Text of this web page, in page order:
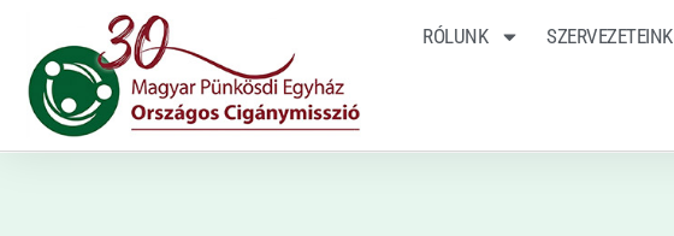
RÓLUNK SZERVEZETEINK